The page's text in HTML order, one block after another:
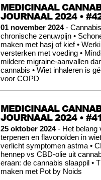
MEDICINAAL
JOURNAAL 2024 •
01 november 2024-
chronische zenuwpijn •
maken met hasj of kief •
versterken met voeding •
mildere migraine-aanvallen
cannabis • Wiet inhaleren is
voor COPD
MEDICINAAL
JOURNAAL 2024 • #41
25 oktober 2024- Het belang
terpenen en flavonoïden in
verlicht symptomen astma •
hennep vs CBD-olie uit
eraan: de cannabis slaappil •
maken met Pot by Noids